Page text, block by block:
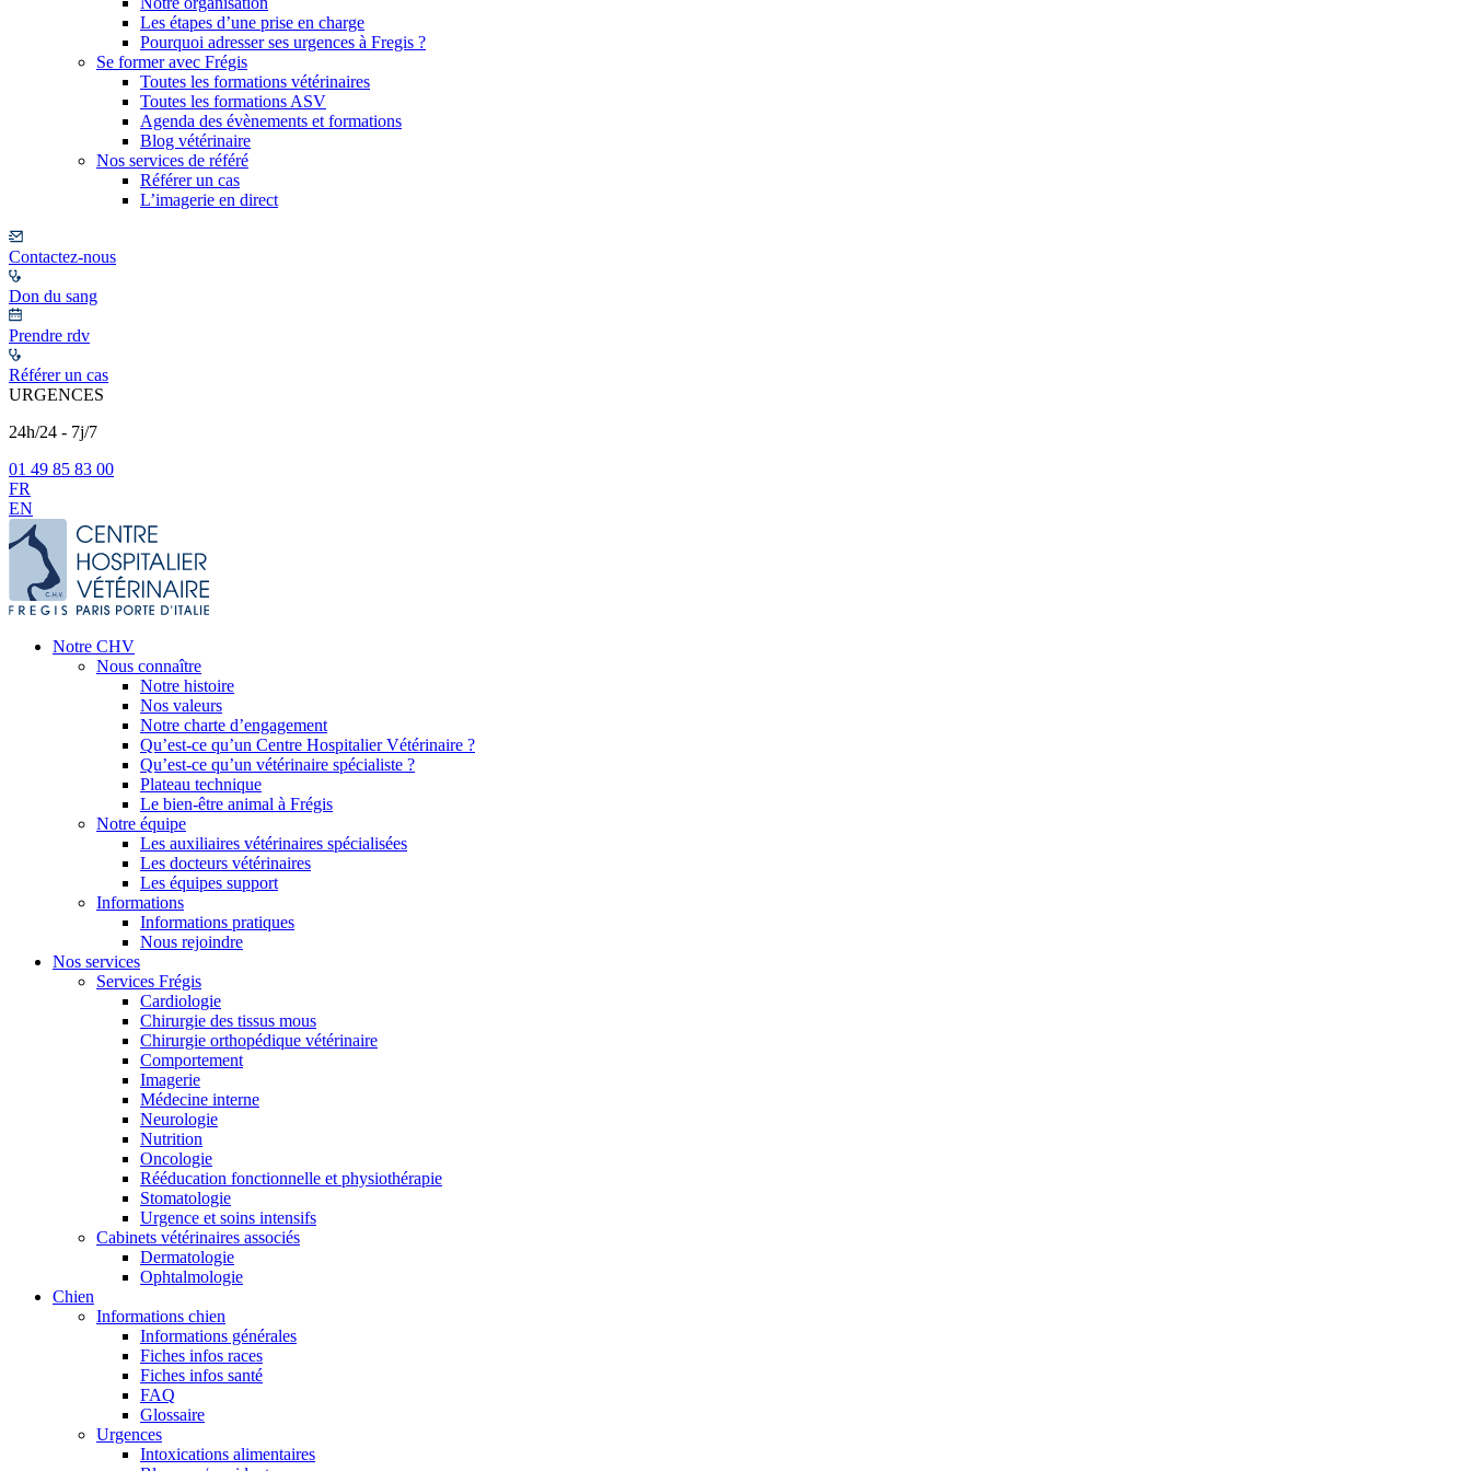
Les étapes d’une prise en charge
Pourquoi adresser ses urgences à Fregis ?
Se former avec Frégis
Toutes les formations vétérinaires
Toutes les formations ASV
Agenda des évènements et formations
Blog vétérinaire
Nos services de référé
Référer un cas
L’imagerie en direct
Contactez-nous
Don du sang
Prendre rdv
Référer un cas
URGENCES
24h/24 - 7j/7
01 49 85 83 00
FR
EN
Notre CHV
Nous connaître
Notre histoire
Nos valeurs
Notre charte d’engagement
Qu’est-ce qu’un Centre Hospitalier Vétérinaire ?
Qu’est-ce qu’un vétérinaire spécialiste ?
Plateau technique
Le bien-être animal à Frégis
Notre équipe
Les auxiliaires vétérinaires spécialisées
Les docteurs vétérinaires
Les équipes support
Informations
Informations pratiques
Nous rejoindre
Nos services
Services Frégis
Cardiologie
Chirurgie des tissus mous
Chirurgie orthopédique vétérinaire
Comportement
Imagerie
Médecine interne
Neurologie
Nutrition
Oncologie
Rééducation fonctionnelle et physiothérapie
Stomatologie
Urgence et soins intensifs
Cabinets vétérinaires associés
Dermatologie
Ophtalmologie
Chien
Informations chien
Informations générales
Fiches infos races
Fiches infos santé
FAQ
Glossaire
Urgences
Intoxications alimentaires